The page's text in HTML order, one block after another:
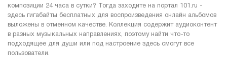
композиции 24 часа в сутки? Тогда заходите на портал 101.ru -
здесь гигабайты бесплатных для воспроизведения онлайн альбомов
выложены в отменном качестве. Коллекция содержит аудиоконтент
в разных музыкальных направлениях, поэтому найти что-то
подходящее для души или под настроение здесь смогут все
пользователи.